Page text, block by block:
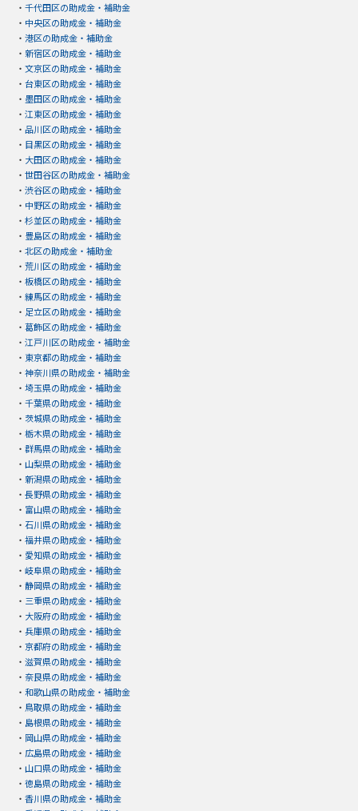
・ 千代田区の助成金・補助金
・ 中央区の助成金・補助金
・ 港区の助成金・補助金
・ 新宿区の助成金・補助金
・ 文京区の助成金・補助金
・ 台東区の助成金・補助金
・ 墨田区の助成金・補助金
・ 江東区の助成金・補助金
・ 品川区の助成金・補助金
・ 目黒区の助成金・補助金
・ 大田区の助成金・補助金
・ 世田谷区の助成金・補助金
・ 渋谷区の助成金・補助金
・ 中野区の助成金・補助金
・ 杉並区の助成金・補助金
・ 豊島区の助成金・補助金
・ 北区の助成金・補助金
・ 荒川区の助成金・補助金
・ 板橋区の助成金・補助金
・ 練馬区の助成金・補助金
・ 足立区の助成金・補助金
・ 葛飾区の助成金・補助金
・ 江戸川区の助成金・補助金
・ 東京都の助成金・補助金
・ 神奈川県の助成金・補助金
・ 埼玉県の助成金・補助金
・ 千葉県の助成金・補助金
・ 茨城県の助成金・補助金
・ 栃木県の助成金・補助金
・ 群馬県の助成金・補助金
・ 山梨県の助成金・補助金
・ 新潟県の助成金・補助金
・ 長野県の助成金・補助金
・ 富山県の助成金・補助金
・ 石川県の助成金・補助金
・ 福井県の助成金・補助金
・ 愛知県の助成金・補助金
・ 岐阜県の助成金・補助金
・ 静岡県の助成金・補助金
・ 三重県の助成金・補助金
・ 大阪府の助成金・補助金
・ 兵庫県の助成金・補助金
・ 京都府の助成金・補助金
・ 滋賀県の助成金・補助金
・ 奈良県の助成金・補助金
・ 和歌山県の助成金・補助金
・ 鳥取県の助成金・補助金
・ 島根県の助成金・補助金
・ 岡山県の助成金・補助金
・ 広島県の助成金・補助金
・ 山口県の助成金・補助金
・ 徳島県の助成金・補助金
・ 香川県の助成金・補助金